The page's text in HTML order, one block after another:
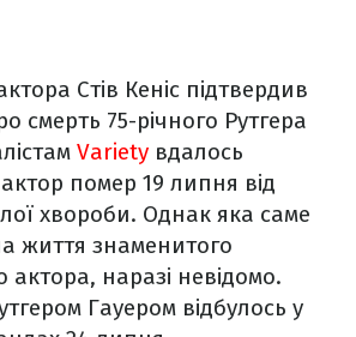
Стів Кеніс підтвердив
смерть 75-річного Рутгера
Variety вдалось
помер 19 липня від
хвороби. Однак яка саме
життя знаменитого
актора, наразі невідомо.
Гауером відбулось у